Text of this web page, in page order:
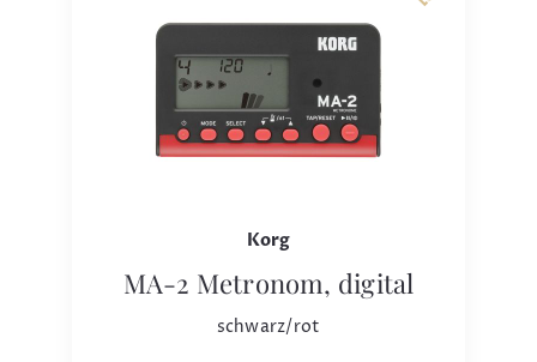
Korg
MA-2 Metronom, digital
schwarz/rot